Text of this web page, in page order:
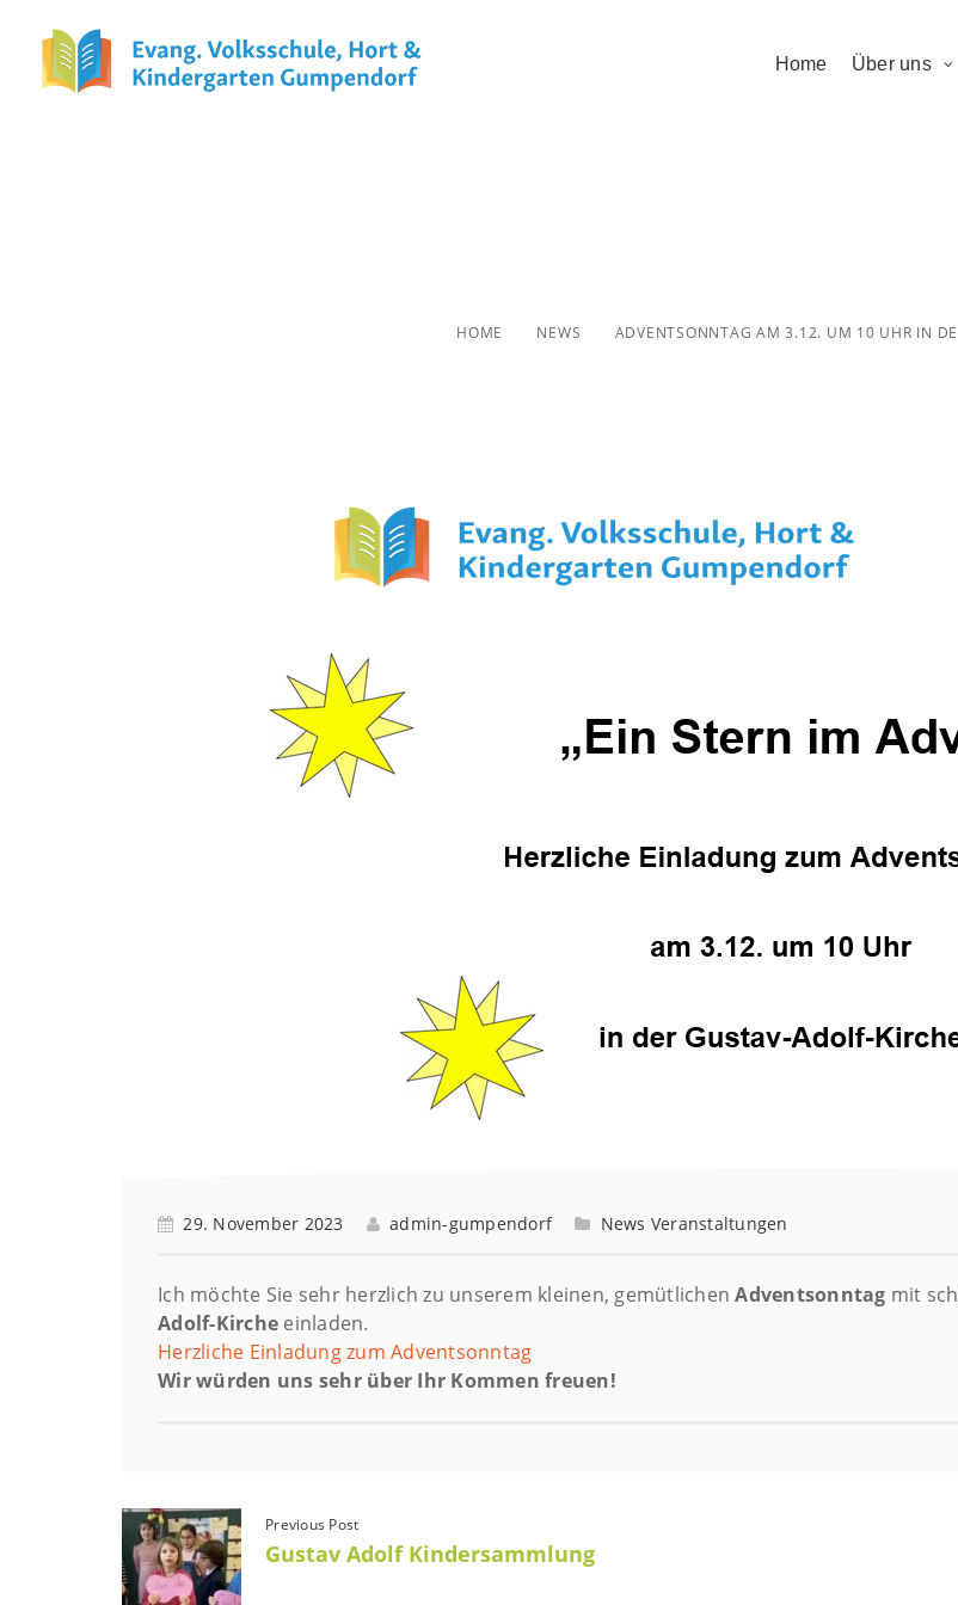
Home Über uns
HOME NEWS ADVENTSONNTAG AM 3.12. UM 10 UHR IN
29. November 2023 admin-gumpendorf News Veranstaltungen
Ich möchte Sie sehr herzlich zu unserem kleinen, gemütlichenAdventsonntag mit
Adolf-Kirche einladen.
Herzliche Einladung zum Adventsonntag
Wir würden uns sehr über Ihr Kommen freuen!
Previous Post
Gustav Adolf Kindersammlung